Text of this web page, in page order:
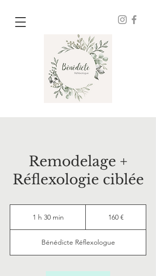
Remodelage +
Réflexologie ciblée
1 h 30 min
m
i
160 €
Bénédicte Réflexologue